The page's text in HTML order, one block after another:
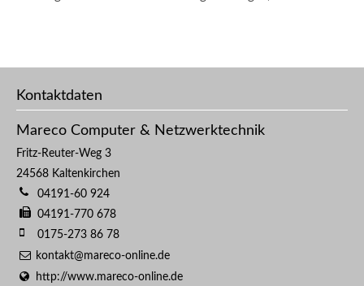
Kontaktdaten
Mareco Computer & Netzwerktechnik
Fritz-Reuter-Weg 3
24568 Kaltenkirchen
04191-60 924
04191-770 678
0175-273 86 78
kontakt@mareco-online.de
http://www.mareco-online.de